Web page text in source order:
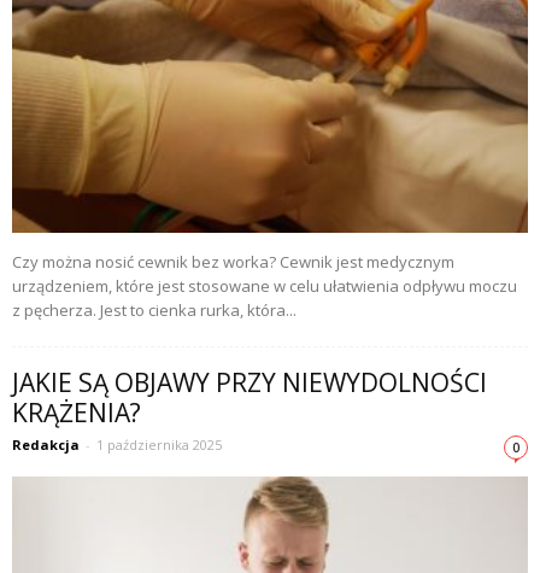
Czy można nosić cewnik bez worka? Cewnik jest medycznym
urządzeniem, które jest stosowane w celu ułatwienia odpływu moczu
z pęcherza. Jest to cienka rurka, która...
JAKIE SĄ OBJAWY PRZY NIEWYDOLNOŚCI
KRĄŻENIA?
Redakcja - 1 października 2025 0